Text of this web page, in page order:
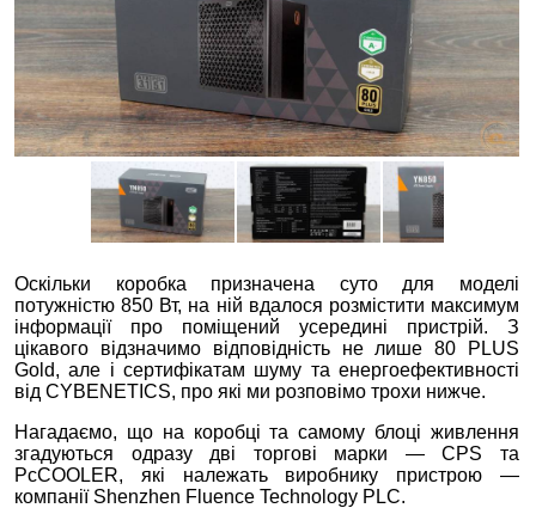
Оскільки коробка призначена суто для моделі
потужністю 850 Вт, на ній вдалося розмістити максимум
інформації про поміщений усередині пристрій. З
цікавого відзначимо відповідність не лише 80 PLUS
Gold, але і сертифікатам шуму та енергоефективності
від CYBENETICS, про які ми розповімо трохи нижче.
Нагадаємо, що на коробці та самому блоці живлення
згадуються одразу дві торгові марки — CPS та
PсCOOLER, які належать виробнику пристрою —
компанії Shenzhen Fluence Technology PLC.